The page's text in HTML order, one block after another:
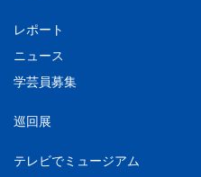
レポート
ニュース
学芸員募集
巡回展
テレビでミュージアム